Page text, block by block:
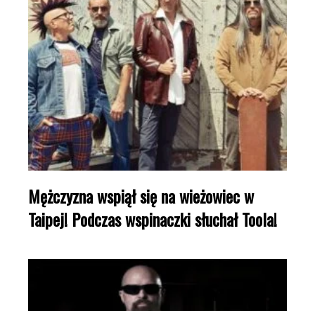
Mężczyzna wspiął się na wieżowiec w
Taipej! Podczas wspinaczki słuchał Toola!